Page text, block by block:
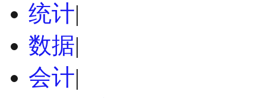
统计|
数据|
会计|